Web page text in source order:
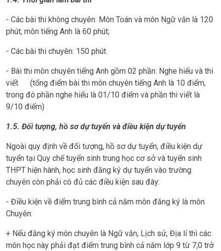
- Các bài thi không chuyên: Môn Toán và môn Ngữ văn là 120
phút; môn tiếng Anh là 60 phút;
- Các bài thi chuyên: 150 phút.
- Bài thi môn chuyên tiếng Anh gồm 02 phần: Nghe hiểu và thi
viết (tổng điểm bài thi môn chuyên tiếng Anh là 10 điểm,
trong đó phần nghe hiểu là 01/10 điểm và phần thi viết là
9/10 điểm)
1.5. Đối tượng, hồ sơ dự tuyển và điều kiện dự tuyển
Ngoài quy định về đối tượng, hồ sơ dự tuyển, điều kiện dự
tuyển tại Quy chế tuyển sinh trung học cơ sở và tuyển sinh
THPT hiện hành, học sinh đăng ký dự tuyển vào trường
chuyên còn phải có đủ các điều kiện sau đây:
- Điều kiện về điểm trung bình cả năm môn đăng ký là môn
Chuyên:
+ Nếu đăng ký môn chuyên là Ngữ văn, Lịch sử, Địa lí thì các
môn học này phải đạt điểm trung bình cả năm lớp 9 từ 7,0 trở